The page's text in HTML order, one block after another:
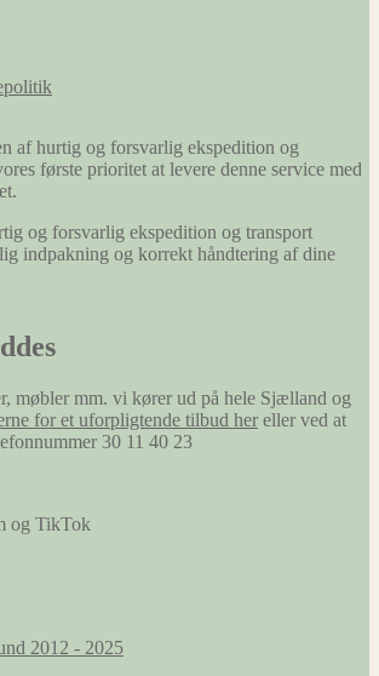
af hurtig og forsvarlig ekspedition og
første prioritet at levere denne service med
og forsvarlig ekspedition og transport
indpakning og korrekt håndtering af dine
møbler mm. vi kører ud på hele Sjælland og
for et uforpligtende tilbud her eller ved at
30 11 40 23
og TikTok
2012 - 2025